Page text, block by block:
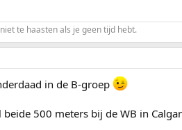
te haasten als je geen tijd hebt.
in de B-groep
500 meters bij de WB in